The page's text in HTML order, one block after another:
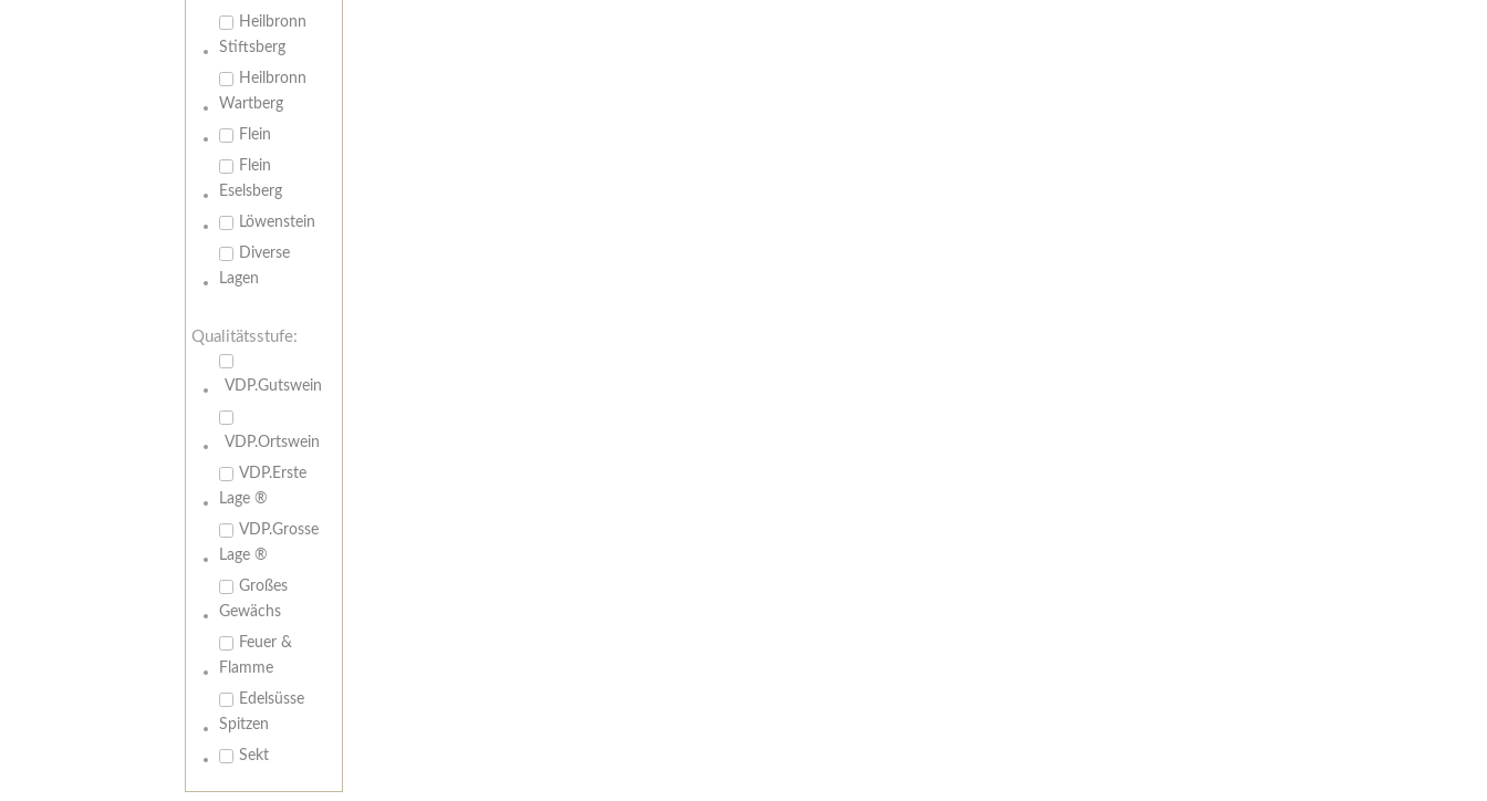
Heilbronn
Stiftsberg
Heilbronn
Wartberg
Flein
Flein
Eselsberg
Löwenstein
Diverse
Lagen
Qualitätsstufe:
VDP.Gutswein
VDP.Ortswein
VDP.Erste
Lage ®
VDP.Grosse
Lage ®
Großes
Gewächs
Feuer &
Flamme
Edelsüsse
Spitzen
Sekt